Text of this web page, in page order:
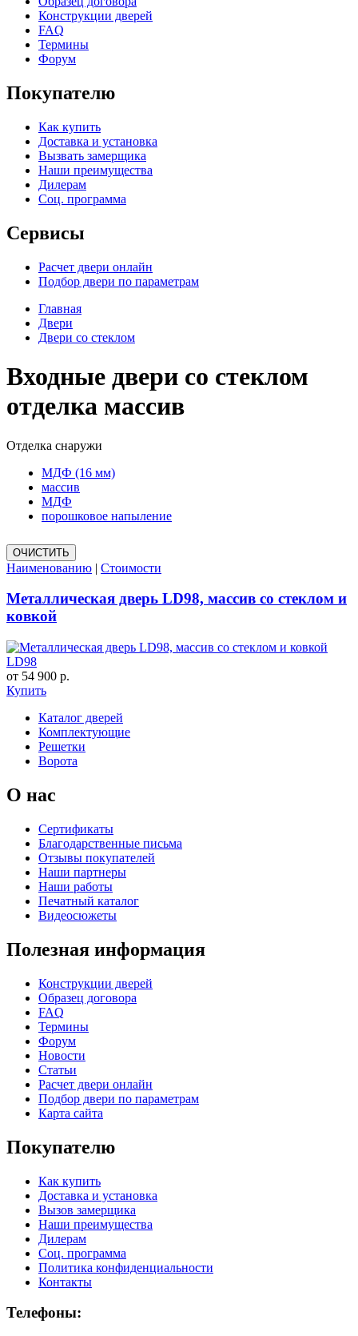
Конструкции дверей
FAQ
Термины
Форум
Покупателю
Как купить
Доставка и установка
Вызвать замерщика
Наши преимущества
Дилерам
Соц. программа
Сервисы
Расчет двери онлайн
Подбор двери по параметрам
Главная
Двери
Двери со стеклом
Входные двери со стеклом
отделка массив
Отделка снаружи
МДФ (16 мм)
массив
МДФ
порошковое напыление
Наименованию | Стоимости
Металлическая дверь LD98, массив со стеклом и
ковкой
LD98
от 54 900 р.
Купить
Каталог дверей
Комплектующие
Решетки
Ворота
О нас
Сертификаты
Благодарственные письма
Отзывы покупателей
Наши партнеры
Наши работы
Печатный каталог
Видеосюжеты
Полезная информация
Конструкции дверей
Образец договора
FAQ
Термины
Форум
Новости
Статьи
Расчет двери онлайн
Подбор двери по параметрам
Карта сайта
Покупателю
Как купить
Доставка и установка
Вызов замерщика
Наши преимущества
Дилерам
Соц. программа
Политика конфиденциальности
Контакты
Телефоны: